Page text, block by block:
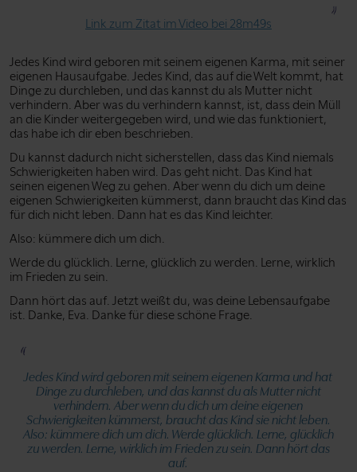
Link zum Zitat im Video bei 28m49s
Jedes Kind wird geboren mit seinem eigenen Karma, mit seiner
eigenen Hausaufgabe. Jedes Kind, das auf die Welt kommt, hat
Dinge zu durchleben, und das kannst du als Mutter nicht
verhindern. Aber was du verhindern kannst, ist, dass dein Müll
an die Kinder weitergegeben wird, und wie das funktioniert,
das habe ich dir eben beschrieben.
Du kannst dadurch nicht sicherstellen, dass das Kind niemals
Schwierigkeiten haben wird. Das geht nicht. Das Kind hat
seinen eigenen Weg zu gehen. Aber wenn du dich um deine
eigenen Schwierigkeiten kümmerst, dann braucht das Kind das
für dich nicht leben. Dann hat es das Kind leichter.
Also: kümmere dich um dich.
Werde du glücklich. Lerne, glücklich zu werden. Lerne, wirklich
im Frieden zu sein.
Dann hört das auf. Jetzt weißt du, was deine Lebensaufgabe
ist. Danke, Eva. Danke für diese schöne Frage.
Jedes Kind wird geboren mit seinem eigenen Karma und hat
Dinge zu durchleben, und das kannst du als Mutter nicht
verhindern. Aber wenn du dich um deine eigenen
Schwierigkeiten kümmerst, braucht das Kind sie nicht leben.
Also: kümmere dich um dich. Werde glücklich. Lerne, glücklich
zu werden. Lerne, wirklich im Frieden zu sein. Dann hört das
auf.